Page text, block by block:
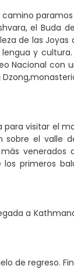
el Buda
de las
y cultura.
Nacional con
visitar el
el valle
venerados
primeros
a
de regreso.